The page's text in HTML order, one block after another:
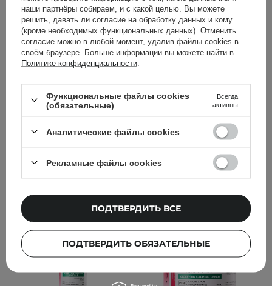
Picotonic Shot Cream -
Осветляющий крем от
пигментации - 25g
1 339,00 ГРН
Calming 4-Part Pad -
Успокаивающие пэды
для лица с
охлаждающим
ДОБАВИТЬ В КОРЗИНУ
наши партнёры собираем, и с какой целью. Вы можете
решить, давать ли согласие на обработку данных и кому
(кроме необходимых функциональных данных). Отменить
согласие можно в любой момент, удалив файлы cookies в
своём браузере. Больше информации вы можете найти в
Политике конфиденциальности
Функциональные файлы cookies
(обязательные)
Всегда
активны
Аналитические файлы cookies
Рекламные файлы cookies
ПОДТВЕРДИТЬ ОБЯЗАТЕЛЬНЫЕ
ПОДТВЕРДИТЬ ВСЕ